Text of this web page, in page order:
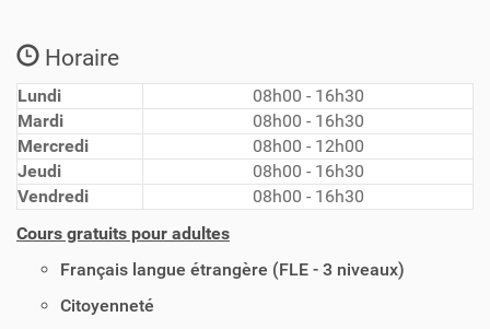
Horaire
Lundi
08h00 - 16h30
Mardi
08h00 - 16h30
Mercredi
08h00 - 12h00
Jeudi
08h00 - 16h30
Vendredi
08h00 - 16h30
Cours gratuits pour adultes
Français langue étrangère (FLE - 3 niveaux)
Citoyenneté